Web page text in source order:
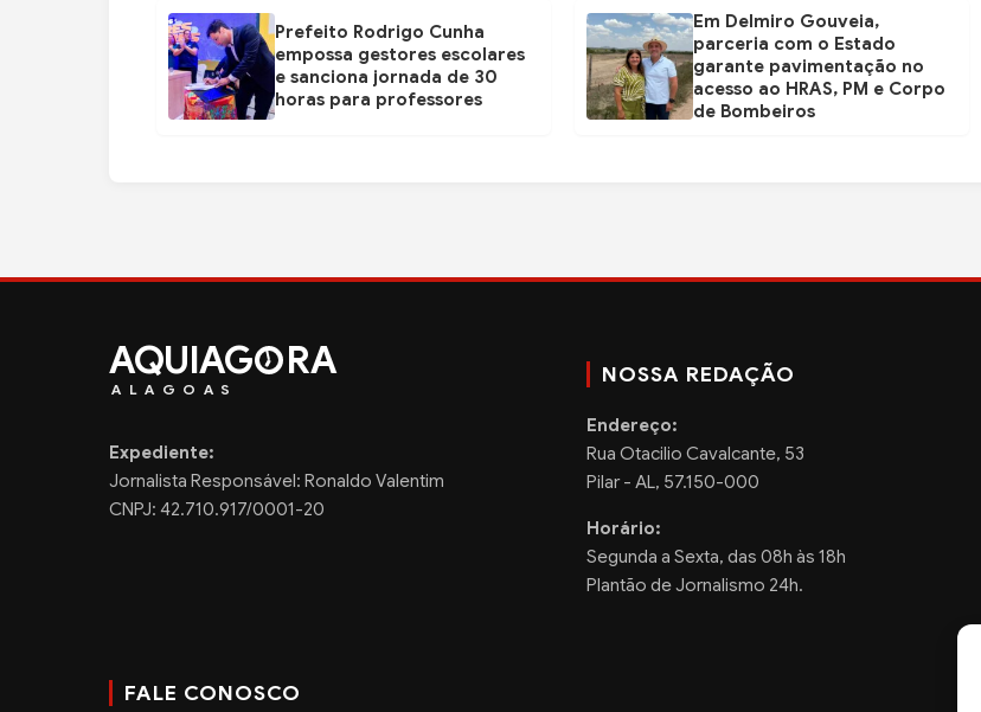
Prefeito Rodrigo Cunha
empossa gestores escolares
e sanciona jornada de 30
horas para professores
Em Delmiro Gouveia,
parceria com o Estado
garante pavimentação no
acesso ao HRAS, PM e Corpo
de Bombeiros
AQUIAG RA
ALAGOAS
Expediente:
Jornalista Responsável: Ronaldo Valentim
CNPJ: 42.710.917/0001-20
NOSSA REDAÇÃO
Endereço:
Rua Otacilio Cavalcante, 53
Pilar - AL, 57.150-000
Horário:
Segunda a Sexta, das 08h às 18h
Plantão de Jornalismo 24h.
FALE CONOSCO